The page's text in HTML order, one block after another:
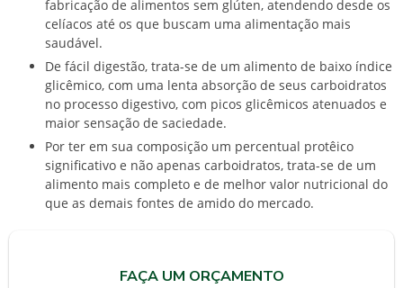
fabricação de alimentos sem glúten, atendendo desde os
celíacos até os que buscam uma alimentação mais
saudável.
De fácil digestão, trata-se de um alimento de baixo índice
glicêmico, com uma lenta absorção de seus carboidratos
no processo digestivo, com picos glicêmicos atenuados e
maior sensação de saciedade.
Por ter em sua composição um percentual protêico
significativo e não apenas carboidratos, trata-se de um
alimento mais completo e de melhor valor nutricional do
que as demais fontes de amido do mercado.
FAÇA UM ORÇAMENTO